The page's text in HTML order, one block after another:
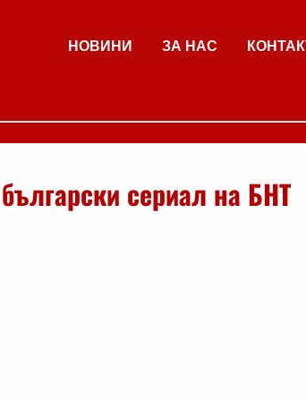
НОВИНИ ЗА НАС
сериал на БНТ